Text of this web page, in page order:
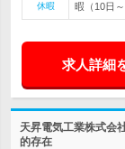
休暇
暇（10日
求人詳細
天昇電気工業株式会
的存在